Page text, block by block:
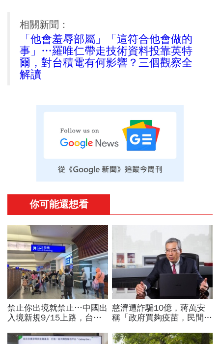
相關新聞：
「他會羞辱部屬」「這符合他會做的
事」…羅唯仁帶走技術資料投靠英特
爾，對台積電有何影響？三個觀察全
解讀